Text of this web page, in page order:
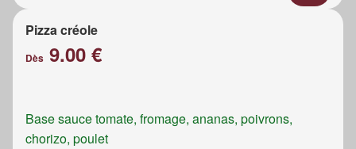
Pizza créole
Dès 9.00 €
Base sauce tomate, fromage, ananas, poivrons,
chorizo, poulet